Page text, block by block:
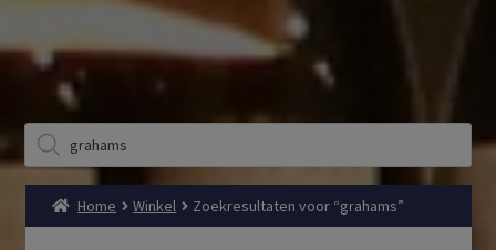
Producten
zoeken
Home Winkel Zoekresultaten voor “grahams”